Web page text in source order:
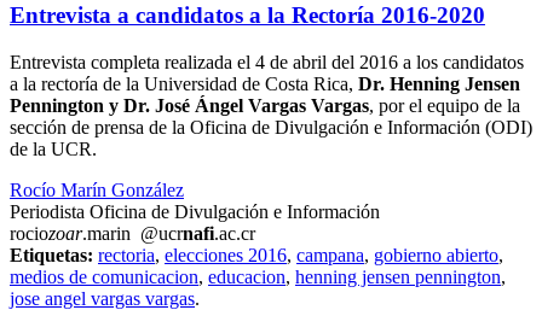
Entrevista a candidatos a la Rectoría 2016-2020
Entrevista completa realizada el 4 de abril del 2016 a los candidatos
a la rectoría de la Universidad de Costa Rica, Dr. Henning Jensen
Pennington y Dr. José Ángel Vargas Vargas, por el equipo de la
sección de prensa de la Oficina de Divulgación e Información (ODI)
de la UCR.
Rocío Marín González
Periodista Oficina de Divulgación e Información
rociozoar.marin @ucrnafi.ac.cr
Etiquetas: rectoria, elecciones 2016, campana, gobierno abierto,
medios de comunicacion, educacion, henning jensen pennington,
jose angel vargas vargas.